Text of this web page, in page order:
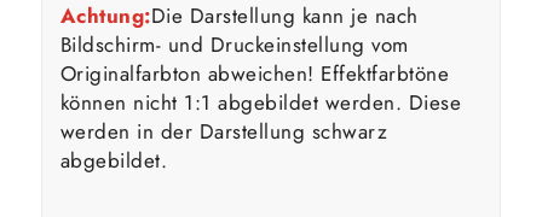
Achtung:Die Darstellung kann je nach
Bildschirm- und Druckeinstellung vom
Originalfarbton abweichen! Effektfarbtöne
können nicht 1:1 abgebildet werden. Diese
werden in der Darstellung schwarz
abgebildet.